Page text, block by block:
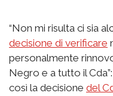
“Non mi risulta ci sia
decisione di verificare
personalmente
Negro e a tutto il
così la decisione del